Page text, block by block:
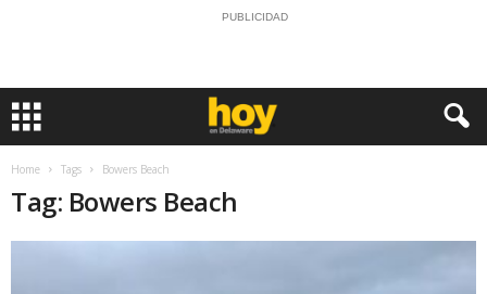
PUBLICIDAD
Home Tags Bowers Beach
Tag: Bowers Beach